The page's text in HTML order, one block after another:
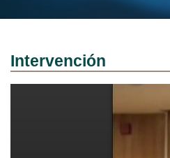
Intervención